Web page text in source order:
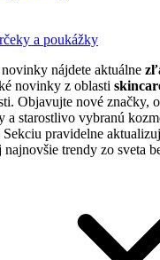
a poukážky
nájdete aktuálne
novinky z oblasti
Objavujte nové značky,
a starostlivo vybranú
pravidelne
najnovšie trendy zo sveta